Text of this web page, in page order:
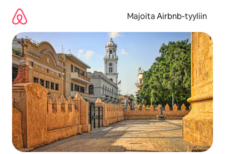
sisältö
väliin
Majoita Airbnb-tyyliin